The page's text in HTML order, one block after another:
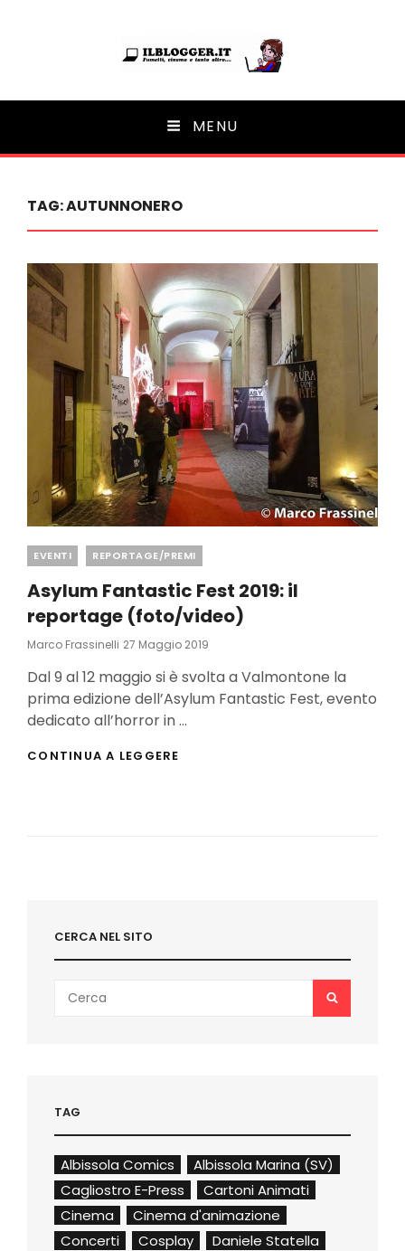
Ilblogger.it
Il portalino di blog | MENU
TAG:AUTUNNONERO
Categories
EVENTI REPORTAGE/PREMI
Asylum Fantastic Fest 2019: il
reportage (foto/video)
Marco Frassinelli Posted
27 Maggio 2019
Dal 9 al 12 maggio si è svolta a Valmontone la
prima edizione dell’Asylum Fantastic Fest, evento
dedicato all’horror in …
CONTINUA A LEGGERE
CERCA NEL SITO
for:
SEARCH
TAG
Albissola Comics
Albissola Marina (SV)
Cagliostro E-Press
Cartoni Animati
Cinema
Cinema d'animazione
Concerti
Cosplay
Daniele Statella